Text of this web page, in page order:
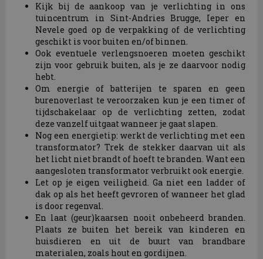
Kijk bij de aankoop van je verlichting in ons
tuincentrum in Sint-Andries Brugge, Ieper en
Nevele goed op de verpakking of de verlichting
geschikt is voor buiten en/of binnen.
Ook eventuele verlengsnoeren moeten geschikt
zijn voor gebruik buiten, als je ze daarvoor nodig
hebt.
Om energie of batterijen te sparen en geen
burenoverlast te veroorzaken kun je een timer of
tijdschakelaar op de verlichting zetten, zodat
deze vanzelf uitgaat wanneer je gaat slapen.
Nog een energietip: werkt de verlichting met een
transformator? Trek de stekker daarvan uit als
het licht niet brandt of hoeft te branden. Want een
aangesloten transformator verbruikt ook energie.
Let op je eigen veiligheid. Ga niet een ladder of
dak op als het heeft gevroren of wanneer het glad
is door regenval.
En laat (geur)kaarsen nooit onbeheerd branden.
Plaats ze buiten het bereik van kinderen en
huisdieren en uit de buurt van brandbare
materialen, zoals hout en gordijnen.